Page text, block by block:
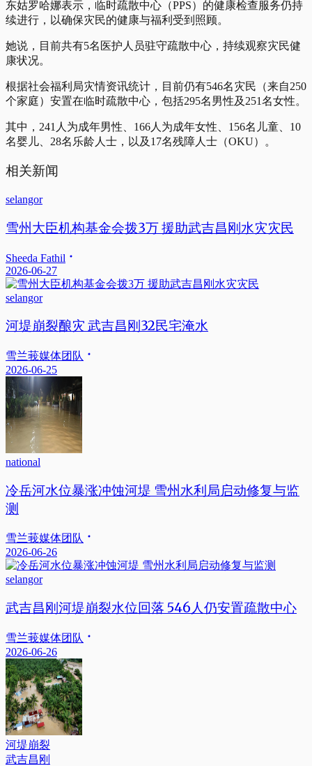
东姑罗哈娜表示，临时疏散中心（PPS）的健康检查服务仍持
续进行，以确保灾民的健康与福利受到照顾。
她说，目前共有5名医护人员驻守疏散中心，持续观察灾民健
康状况。
根据社会福利局灾情资讯统计，目前仍有546名灾民（来自250
个家庭）安置在临时疏散中心，包括295名男性及251名女性。
其中，241人为成年男性、166人为成年女性、156名儿童、10
名婴儿、28名乐龄人士，以及17名残障人士（OKU）。
相关新闻
selangor
雪州大臣机构基金会拨3万 援助武吉昌刚水灾灾民
Sheeda Fathil
2026-06-27
selangor
河堤崩裂酿灾 武吉昌刚32民宅淹水
雪兰莪媒体团队
2026-06-25
national
冷岳河水位暴涨冲蚀河堤 雪州水利局启动修复与监
测
雪兰莪媒体团队
2026-06-26
selangor
武吉昌刚河堤崩裂水位回落 546人仍安置疏散中心
雪兰莪媒体团队
2026-06-26
河堤崩裂
武吉昌刚